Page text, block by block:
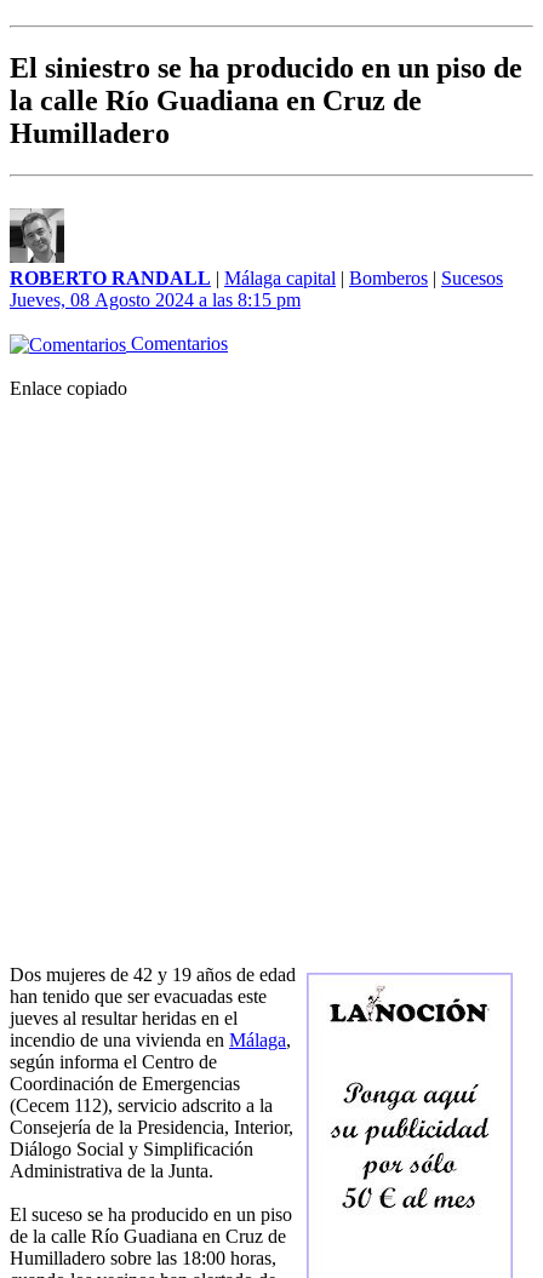
El siniestro se ha producido en un piso de
la calle Río Guadiana en Cruz de
Humilladero
ROBERTO RANDALL | Málaga capital | Bomberos | Sucesos
Jueves, 08 Agosto 2024 a las 8:15 pm
Comentarios
Enlace copiado
Dos mujeres de 42 y 19 años de edad
han tenido que ser evacuadas este
jueves al resultar heridas en el
incendio de una vivienda en Málaga,
según informa el Centro de
Coordinación de Emergencias
(Cecem 112), servicio adscrito a la
Consejería de la Presidencia, Interior,
Diálogo Social y Simplificación
Administrativa de la Junta.
El suceso se ha producido en un piso
de la calle Río Guadiana en Cruz de
Humilladero sobre las 18:00 horas,